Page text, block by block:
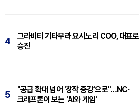
4
그라비티 기타무라 요시노리 COO, 대표로
승진
5
"공급 확대 넘어 '창작 증강'으로"…NC·
크래프톤이 보는 'AI와 게임'